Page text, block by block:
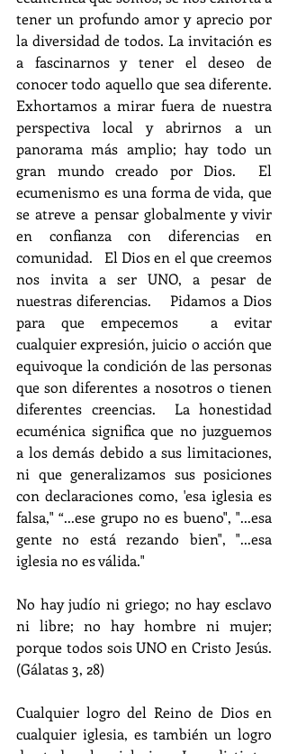
tener un profundo amor y aprecio por
la diversidad de todos. La invitación es
a fascinarnos y tener el deseo de
conocer todo aquello que sea diferente.
Exhortamos a mirar fuera de nuestra
perspectiva local y abrirnos a un
panorama más amplio; hay todo un
gran mundo creado por Dios.  El
ecumenismo es una forma de vida, que
se atreve a pensar globalmente y vivir
en confianza con diferencias en
comunidad.   El Dios en el que creemos
nos invita a ser UNO, a pesar de
nuestras diferencias.    Pidamos a Dios
para que empecemos  a evitar
cualquier expresión, juicio o acción que
equivoque la condición de las personas
que son diferentes a nosotros o tienen
diferentes creencias.  La honestidad
ecuménica significa que no juzguemos
a los demás debido a sus limitaciones,
ni que generalizamos sus posiciones
con declaraciones como, 'esa iglesia es
falsa," “...ese grupo no es bueno", "...esa
gente no está rezando bien", "...esa
iglesia no es válida."
No hay judío ni griego; no hay esclavo
ni libre; no hay hombre ni mujer;
porque todos sois UNO en Cristo Jesús.
(Gálatas 3, 28)
Cualquier logro del Reino de Dios en
cualquier iglesia, es también un logro